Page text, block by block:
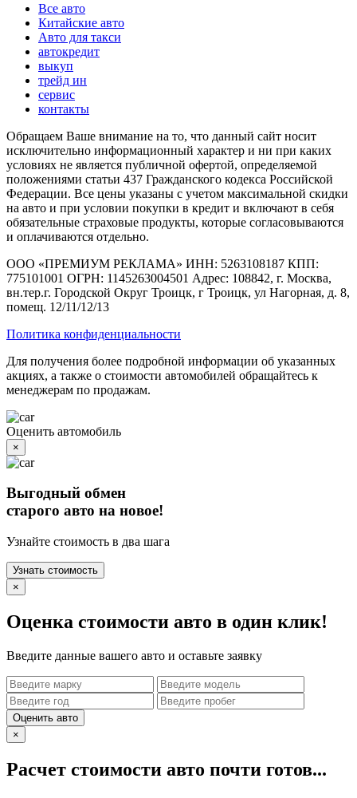
Все авто
Китайские авто
Авто для такси
автокредит
выкуп
трейд ин
сервис
контакты
Обращаем Ваше внимание на то, что данный сайт носит
исключительно информационный характер и ни при каких
условиях не является публичной офертой, определяемой
положениями статьи 437 Гражданского кодекса Российской
Федерации. Все цены указаны с учетом максимальной скидки
на авто и при условии покупки в кредит и включают в себя
обязательные страховые продукты, которые согласовываются
и оплачиваются отдельно.
ООО «ПРЕМИУМ РЕКЛАМА» ИНН: 5263108187 КПП:
775101001 ОГРН: 1145263004501 Адрес: 108842, г. Москва,
вн.тер.г. Городской Округ Троицк, г Троицк, ул Нагорная, д. 8,
помещ. 12/11/12/13
Политика конфиденциальности
Для получения более подробной информации об указанных
акциях, а также о стоимости автомобилей обращайтесь к
менеджерам по продажам.
Оценить автомобиль
×
Выгодный обмен
старого авто на новое!
Узнайте стоимость в два шага
Узнать стоимость
×
Оценка стоимости авто в один клик!
Введите данные вашего авто и оставьте заявку
Оценить авто
×
Расчет стоимости авто почти готов...